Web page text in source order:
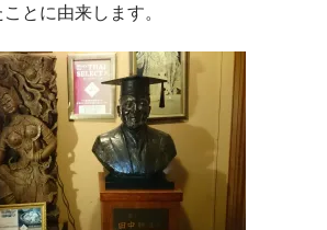
とに由来します。